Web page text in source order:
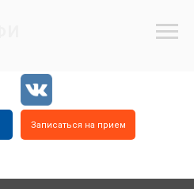
Записаться на прием
4715